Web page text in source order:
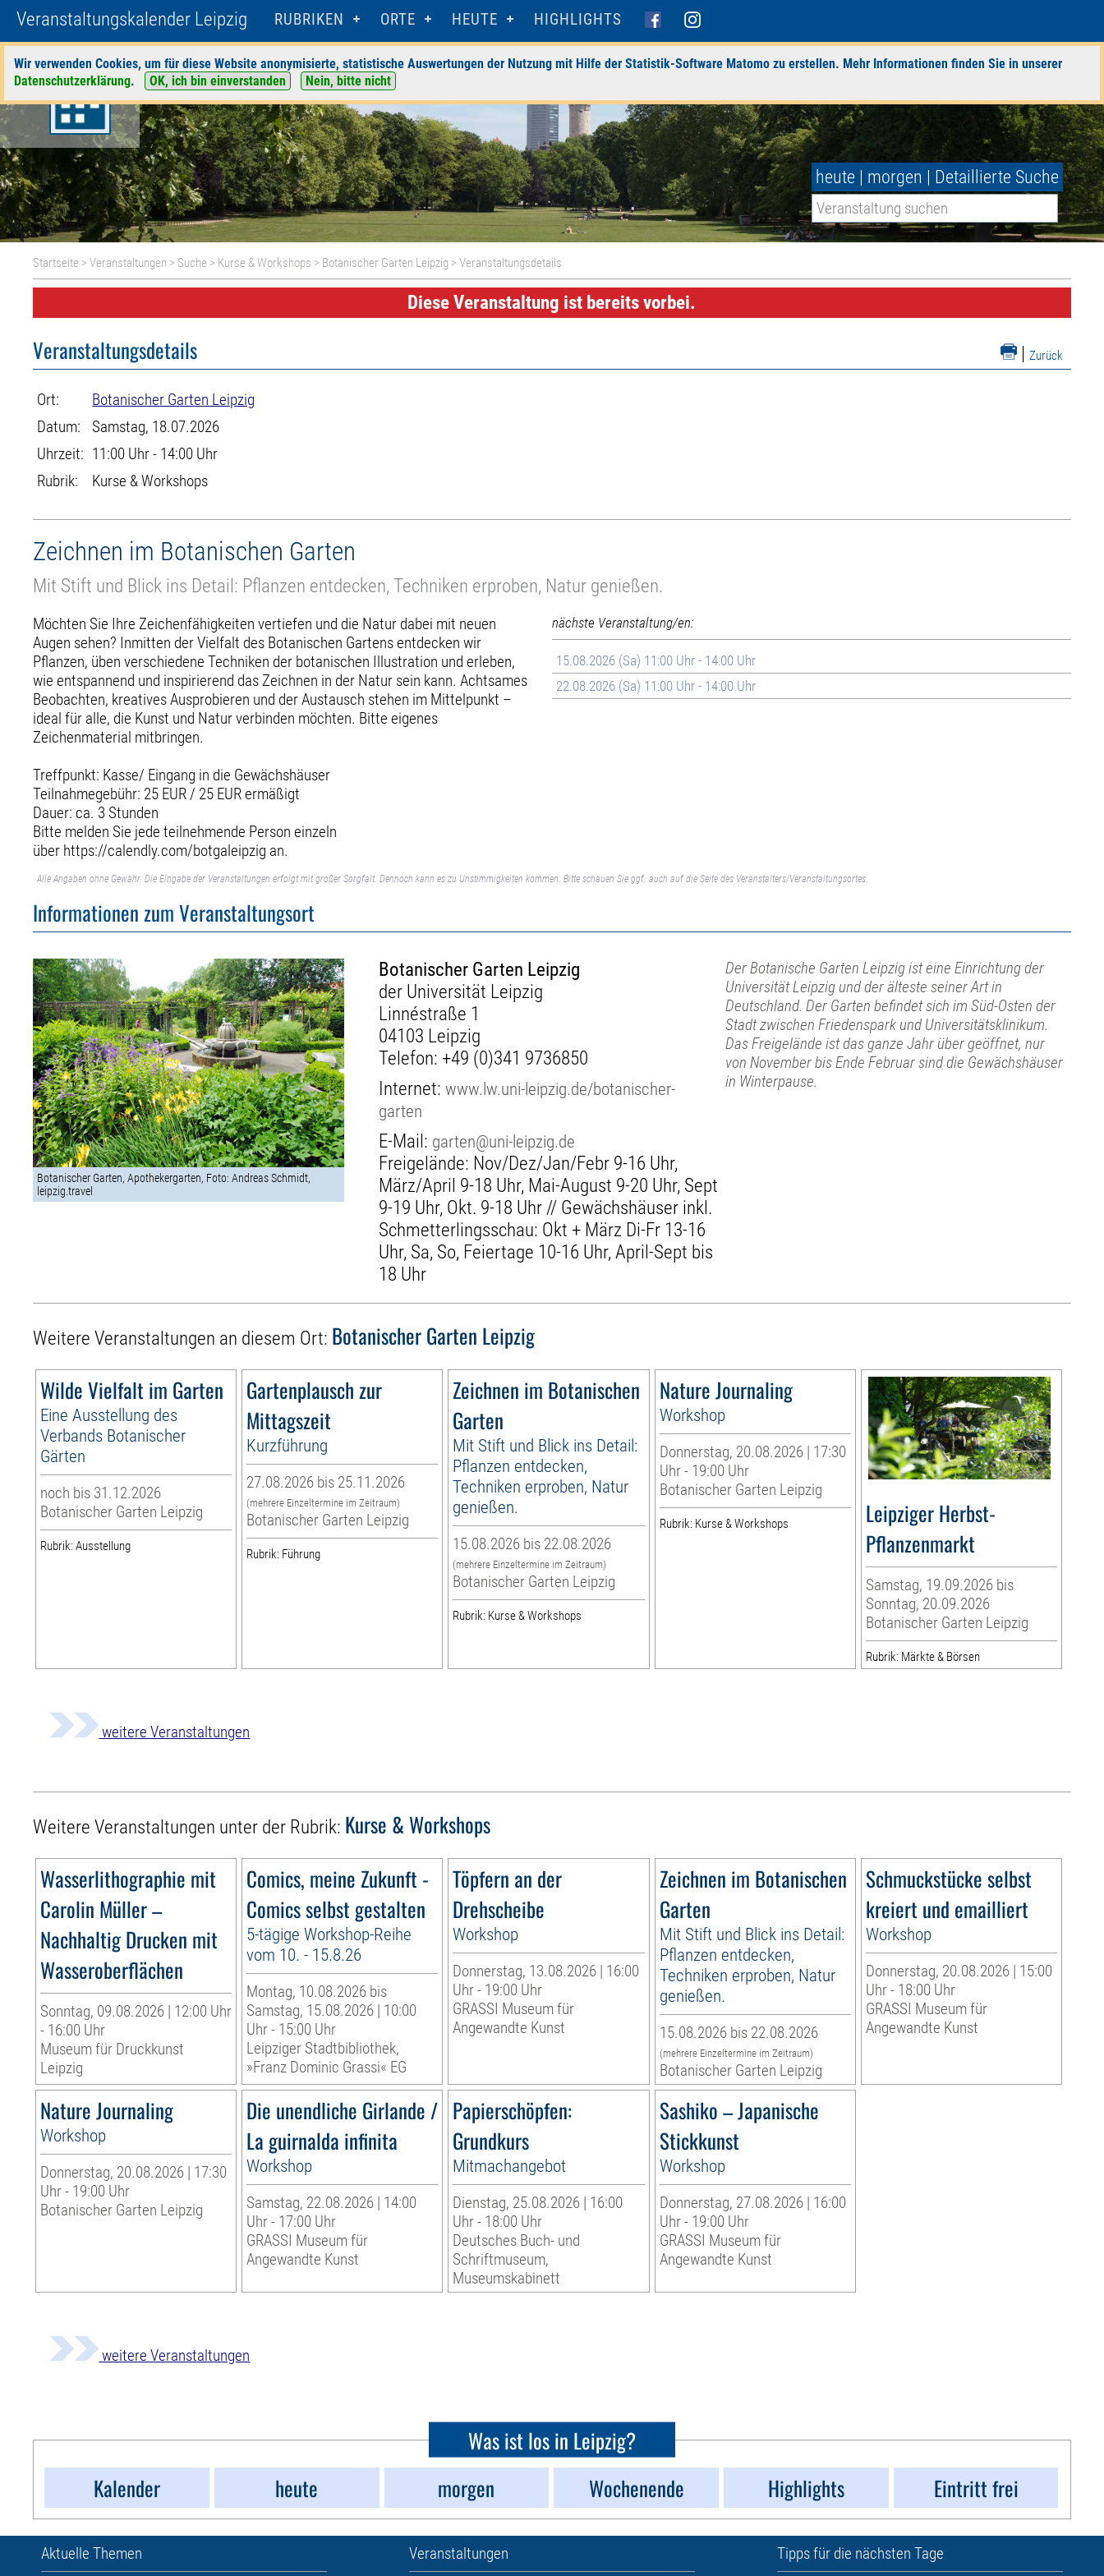
Veranstaltungskalender Leipzig RUBRIKEN ORTE HEUTE HIGHLIGHTS
Wir verwenden Cookies, um für diese Website anonymisierte, statistische Auswertungen der Nutzung mit Hilfe der Statistik-Software Matomo zu erstellen. Mehr Informationen finden Sie in unserer
Datenschutzerklärung. OK, ich bin einverstanden Nein, bitte nicht
heute | morgen | Detaillierte Suche
Startseite >Veranstaltungen > Suche > Kurse & Workshops > Botanischer Garten Leipzig > Veranstaltungsdetails
Diese Veranstaltung ist bereits vorbei.
| Zurück
Veranstaltungsdetails
Ort:
Botanischer Garten Leipzig
Datum:
Samstag, 18.07.2026
Uhrzeit: 11:00 Uhr - 14:00 Uhr
Rubrik:
Kurse & Workshops
Zeichnen im Botanischen Garten
Mit Stift und Blick ins Detail: Pflanzen entdecken, Techniken erproben, Natur genießen.
Möchten Sie Ihre Zeichenfähigkeiten vertiefen und die Natur dabei mit neuen
Augen sehen? Inmitten der Vielfalt des Botanischen Gartens entdecken wir
Pflanzen, üben verschiedene Techniken der botanischen Illustration und erleben,
wie entspannend und inspirierend das Zeichnen in der Natur sein kann. Achtsames
Beobachten, kreatives Ausprobieren und der Austausch stehen im Mittelpunkt –
ideal für alle, die Kunst und Natur verbinden möchten. Bitte eigenes
Zeichenmaterial mitbringen.
Treffpunkt: Kasse/ Eingang in die Gewächshäuser
Teilnahmegebühr: 25 EUR / 25 EUR ermäßigt
Dauer: ca. 3 Stunden
Bitte melden Sie jede teilnehmende Person einzeln
über https://calendly.com/botgaleipzig an.
nächste Veranstaltung/en:
15.08.2026 (Sa) 11:00 Uhr - 14:00 Uhr
22.08.2026 (Sa) 11:00 Uhr - 14:00 Uhr
Alle Angaben ohne Gewähr. Die Eingabe der Veranstaltungen erfolgt mit großer Sorgfalt. Dennoch kann es zu Unstimmigkeiten kommen. Bitte schauen Sie ggf. auch auf die Seite des Veranstalters/Veranstaltungsortes.
Informationen zum Veranstaltungsort
Botanischer Garten, Apothekergarten, Foto: Andreas Schmidt,
leipzig.travel
Botanischer Garten Leipzig
der Universität Leipzig
Linnéstraße 1
04103 Leipzig
Telefon: +49 (0)341 9736850
Internet:www.lw.uni-leipzig.de/botanischer-
garten
E-Mail: garten@uni-leipzig.de
Freigelände: Nov/Dez/Jan/Febr 9-16 Uhr,
März/April 9-18 Uhr, Mai-August 9-20 Uhr, Sept
9-19 Uhr, Okt. 9-18 Uhr // Gewächshäuser inkl.
Schmetterlingsschau: Okt + März Di-Fr 13-16
Uhr, Sa, So, Feiertage 10-16 Uhr, April-Sept bis
18 Uhr
Der Botanische Garten Leipzig ist eine Einrichtung der
Universität Leipzig und der älteste seiner Art in
Deutschland. Der Garten befindet sich im Süd-Osten der
Stadt zwischen Friedenspark und Universitätsklinikum.
Das Freigelände ist das ganze Jahr über geöffnet, nur
von November bis Ende Februar sind die Gewächshäuser
in Winterpause.
Weitere Veranstaltungen an diesem Ort: Botanischer Garten Leipzig
Wilde Vielfalt im Garten
Eine Ausstellung des
Verbands Botanischer
Gärten
noch bis 31.12.2026
Botanischer Garten Leipzig
Rubrik: Ausstellung
Gartenplausch zur
Mittagszeit
Kurzführung
27.08.2026 bis 25.11.2026
(mehrere Einzeltermine im Zeitraum)
Botanischer Garten Leipzig
Rubrik: Führung
Zeichnen im Botanischen
Garten
Mit Stift und Blick ins Detail:
Pflanzen entdecken,
Techniken erproben, Natur
genießen.
15.08.2026 bis 22.08.2026
(mehrere Einzeltermine im Zeitraum)
Botanischer Garten Leipzig
Rubrik: Kurse & Workshops
Nature Journaling
Workshop
Donnerstag, 20.08.2026 | 17:30
Uhr - 19:00 Uhr
Botanischer Garten Leipzig
Rubrik: Kurse & Workshops
Leipziger Herbst-
Pflanzenmarkt
Samstag, 19.09.2026 bis
Sonntag, 20.09.2026
Botanischer Garten Leipzig
Rubrik: Märkte & Börsen
weitere Veranstaltungen
Weitere Veranstaltungen unter der Rubrik: Kurse & Workshops
Wasserlithographie mit
Carolin Müller –
Nachhaltig Drucken mit
Wasseroberflächen
Sonntag, 09.08.2026 | 12:00 Uhr
- 16:00 Uhr
Museum für Druckkunst
Leipzig
Comics, meine Zukunft -
Comics selbst gestalten
5-tägige Workshop-Reihe
vom 10. - 15.8.26
Montag, 10.08.2026 bis
Samstag, 15.08.2026 | 10:00
Uhr - 15:00 Uhr
Leipziger Stadtbibliothek,
»Franz Dominic Grassi« EG
Töpfern an der
Drehscheibe
Workshop
Donnerstag, 13.08.2026 | 16:00
Uhr - 19:00 Uhr
GRASSI Museum für
Angewandte Kunst
Zeichnen im Botanischen
Garten
Mit Stift und Blick ins Detail:
Pflanzen entdecken,
Techniken erproben, Natur
genießen.
15.08.2026 bis 22.08.2026
(mehrere Einzeltermine im Zeitraum)
Botanischer Garten Leipzig
Schmuckstücke selbst
kreiert und emailliert
Workshop
Donnerstag, 20.08.2026 | 15:00
Uhr - 18:00 Uhr
GRASSI Museum für
Angewandte Kunst
Nature Journaling
Workshop
Donnerstag, 20.08.2026 | 17:30
Uhr - 19:00 Uhr
Botanischer Garten Leipzig
Die unendliche Girlande /
La guirnalda infinita
Workshop
Samstag, 22.08.2026 | 14:00
Uhr - 17:00 Uhr
GRASSI Museum für
Angewandte Kunst
Papierschöpfen:
Grundkurs
Mitmachangebot
Dienstag, 25.08.2026 | 16:00
Uhr - 18:00 Uhr
Deutsches Buch- und
Schriftmuseum,
Museumskabinett
Sashiko – Japanische
Stickkunst
Workshop
Donnerstag, 27.08.2026 | 16:00
Uhr - 19:00 Uhr
GRASSI Museum für
Angewandte Kunst
weitere Veranstaltungen
Was ist los in Leipzig?
Kalender
heute morgen Wochenende Highlights Eintritt frei
Aktuelle Themen Veranstaltungen Tipps für die nächsten Tage